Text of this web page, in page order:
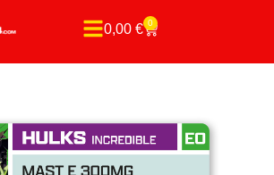
0,00 € 0